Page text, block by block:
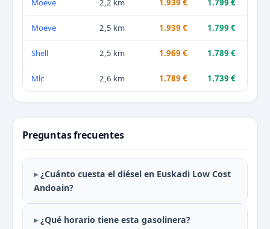
Moeve 2,2 km 1.939 € 1.799 €
Moeve 2,5 km 1.939 € 1.799 €
Shell 2,5 km 1.969 € 1.789 €
Mlc 2,6 km 1.789 € 1.739 €
Preguntas frecuentes
¿Cuánto cuesta el diésel en Euskadi Low Cost
Andoain?
¿Qué horario tiene esta gasolinera?